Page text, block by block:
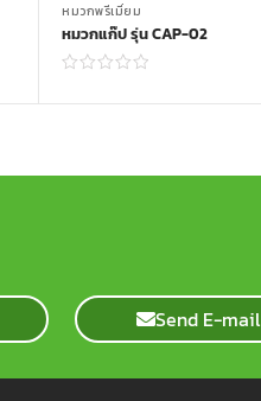
หมวกพรีเมี่ยม
หมวกแก๊ป รุ่น CAP-02
Read more
Send E-mail